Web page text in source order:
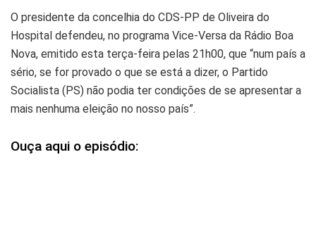
O presidente da concelhia do CDS-PP de Oliveira do
Hospital defendeu, no programa Vice-Versa da Rádio Boa
Nova, emitido esta terça-feira pelas 21h00, que “num país a
sério, se for provado o que se está a dizer, o Partido
Socialista (PS) não podia ter condições de se apresentar a
mais nenhuma eleição no nosso país”.
Ouça aqui o episódio: